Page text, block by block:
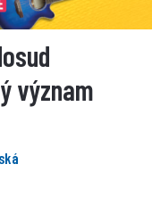
význam